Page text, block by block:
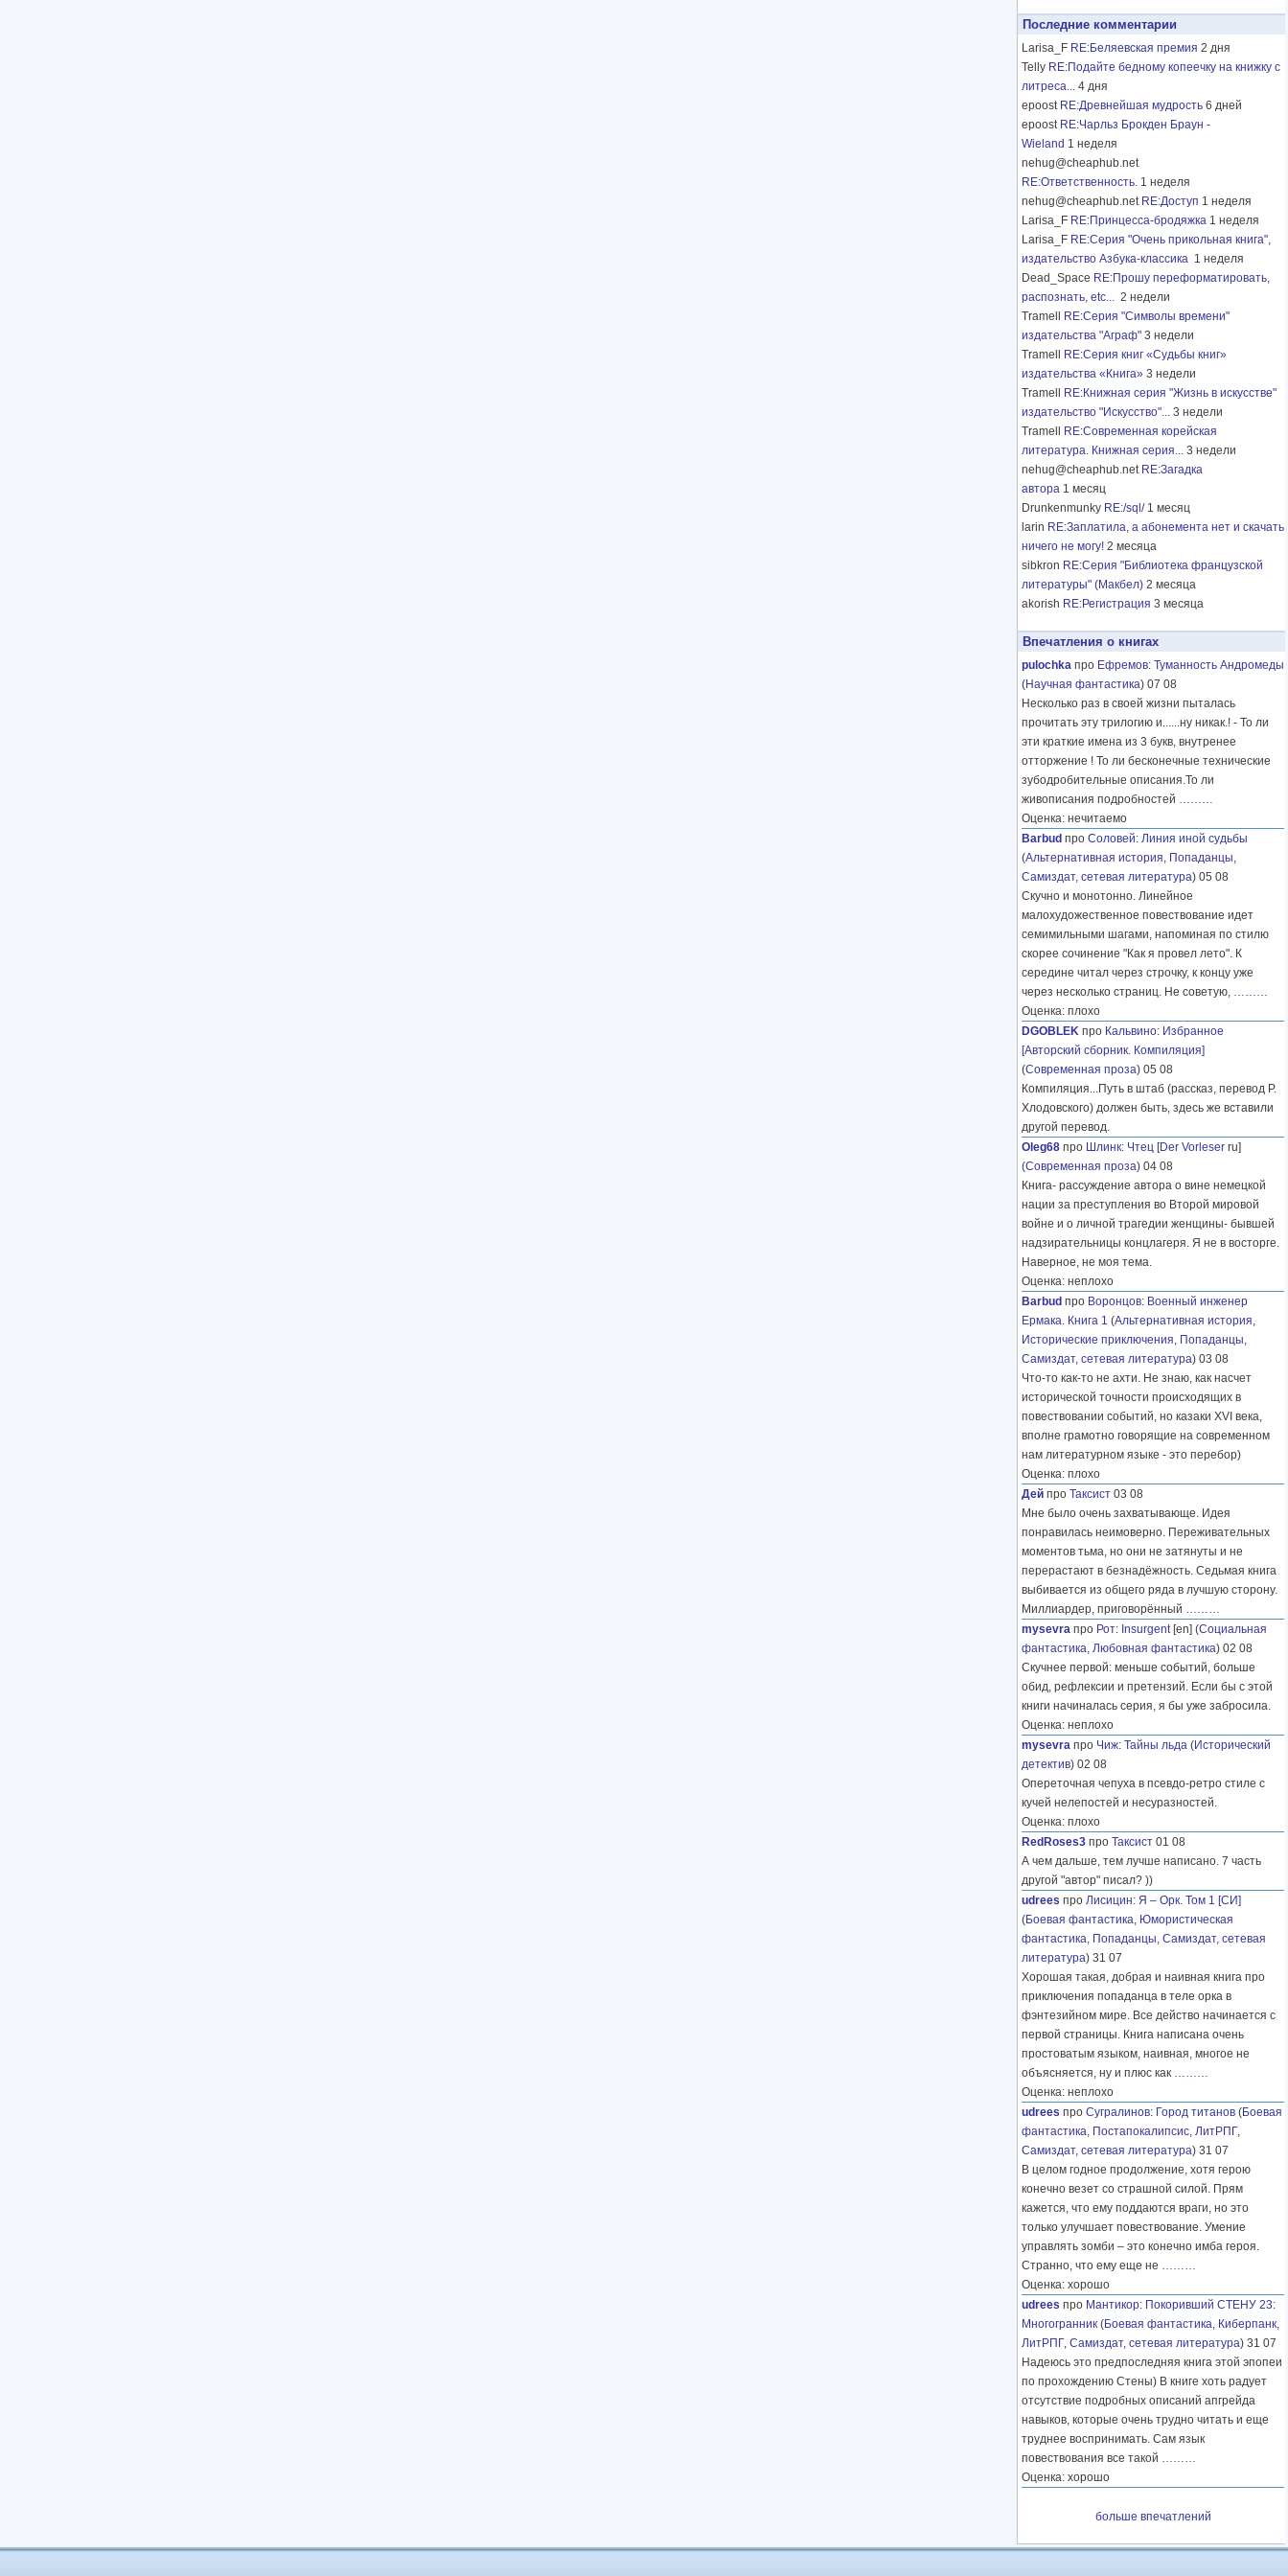
Последние комментарии
Larisa_F RE:Беляевская премия 2 дня
Telly RE:Подайте бедному копеечку на книжку с
литреса... 4 дня
epoost RE:Древнейшая мудрость 6 дней
epoost RE:Чарльз Брокден Браун -
Wieland 1 неделя
nehug@cheaphub.net
RE:Ответственность. 1 неделя
nehug@cheaphub.net RE:Доступ 1 неделя
Larisa_F RE:Принцесса-бродяжка 1 неделя
Larisa_F RE:Серия "Очень прикольная книга",
издательство Азбука-классика 1 неделя
Dead_Space RE:Прошу переформатировать,
распознать, etc... 2 недели
Tramell
RE:Серия "Символы времени"
издательства "Аграф" 3 недели
Tramell
RE:Серия книг «Судьбы книг»
издательства «Книга» 3 недели
Tramell
RE:Книжная серия "Жизнь в искусстве"
издательство "Искусство"... 3 недели
Tramell
RE:Современная корейская
литература. Книжная серия... 3 недели
nehug@cheaphub.net RE:Загадка
автора 1 месяц
Drunkenmunky RE:/sql/ 1 месяц
larin RE:Заплатила, а абонемента нет и скачать
ничего не могу! 2 месяца
sibkron RE:Серия "Библиотека французской
литературы" (Макбел) 2 месяца
akorish RE:Регистрация 3 месяца
Впечатления о книгах
pulochka про Ефремов: Туманность Андромеды
(Научная фантастика) 07 08
Несколько раз в своей жизни пыталась
прочитать эту трилогию и......ну никак.! - То ли
эти краткие имена из 3 букв, внутренее
отторжение ! То ли бесконечные технические
зубодробительные описания.То ли
живописания подробностей ………
Оценка: нечитаемо
Barbud про Соловей: Линия иной судьбы
(Альтернативная история, Попаданцы,
Самиздат, сетевая литература) 05 08
Скучно и монотонно. Линейное
малохудожественное повествование идет
семимильными шагами, напоминая по стилю
скорее сочинение "Как я провел лето". К
середине читал через строчку, к концу уже
через несколько страниц. Не советую, ………
Оценка: плохо
DGOBLEK про Кальвино: Избранное
[Авторский сборник. Компиляция]
(Современная проза) 05 08
Компиляция...Путь в штаб (рассказ, перевод Р.
Хлодовского) должен быть, здесь же вставили
другой перевод.
Oleg68 про Шлинк: Чтец [Der Vorleser ru]
(Современная проза) 04 08
Книга- рассуждение автора о вине немецкой
нации за преступления во Второй мировой
войне и о личной трагедии женщины- бывшей
надзирательницы концлагеря. Я не в восторге.
Наверное, не моя тема.
Оценка: неплохо
Barbud про Воронцов: Военный инженер
Ермака. Книга 1 (Альтернативная история,
Исторические приключения, Попаданцы,
Самиздат, сетевая литература) 03 08
Что-то как-то не ахти. Не знаю, как насчет
исторической точности происходящих в
повествовании событий, но казаки XVI века,
вполне грамотно говорящие на современном
нам литературном языке - это перебор)
Оценка: плохо
Дей про Таксист 03 08
Мне было очень захватывающе. Идея
понравилась неимоверно. Переживательных
моментов тьма, но они не затянуты и не
перерастают в безнадёжность. Седьмая книга
выбивается из общего ряда в лучшую сторону.
Миллиардер, приговорённый ………
mysevra про Рот: Insurgent[en] (Социальная
фантастика, Любовная фантастика) 02 08
Скучнее первой: меньше событий, больше
обид, рефлексии и претензий. Если бы с этой
книги начиналась серия, я бы уже забросила.
Оценка: неплохо
mysevra про Чиж: Тайны льда (Исторический
детектив) 02 08
Опереточная чепуха в псевдо-ретро стиле с
кучей нелепостей и несуразностей.
Оценка: плохо
RedRoses3 про Таксист 01 08
А чем дальше, тем лучше написано. 7 часть
другой "автор" писал? ))
udrees про Лисицин: Я – Орк. Том 1 [СИ]
(Боевая фантастика, Юмористическая
фантастика, Попаданцы, Самиздат, сетевая
литература) 31 07
Хорошая такая, добрая и наивная книга про
приключения попаданца в теле орка в
фэнтезийном мире. Все действо начинается с
первой страницы. Книга написана очень
простоватым языком, наивная, многое не
объясняется, ну и плюс как ………
Оценка: неплохо
udrees про Сугралинов: Город титанов (Боевая
фантастика, Постапокалипсис, ЛитРПГ,
Самиздат, сетевая литература) 31 07
В целом годное продолжение, хотя герою
конечно везет со страшной силой. Прям
кажется, что ему поддаются враги, но это
только улучшает повествование. Умение
управлять зомби – это конечно имба героя.
Странно, что ему еще не ………
Оценка: хорошо
udrees про Мантикор: Покоривший СТЕНУ 23:
Многогранник (Боевая фантастика, Киберпанк,
ЛитРПГ, Самиздат, сетевая литература) 31 07
Надеюсь это предпоследняя книга этой эпопеи
по прохождению Стены) В книге хоть радует
отсутствие подробных описаний апгрейда
навыков, которые очень трудно читать и еще
труднее воспринимать. Сам язык
повествования все такой ………
Оценка: хорошо
больше впечатлений